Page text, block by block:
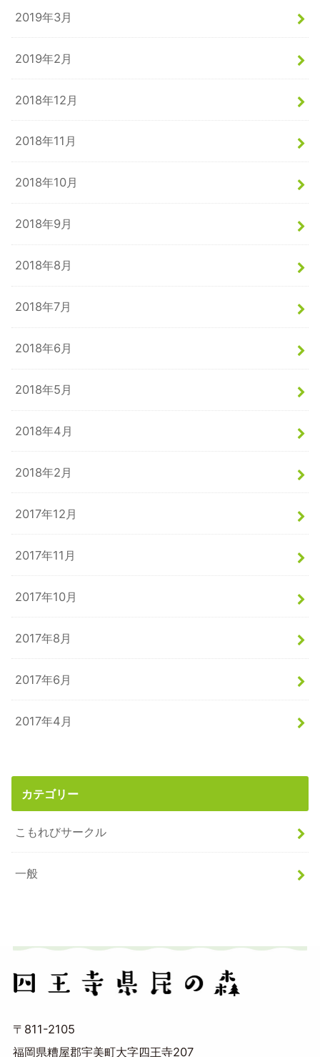
2019年3月
2019年2月
2018年12月
2018年11月
2018年10月
2018年9月
2018年8月
2018年7月
2018年6月
2018年5月
2018年4月
2018年2月
2017年12月
2017年11月
2017年10月
2017年8月
2017年6月
2017年4月
カテゴリー
こもれびサークル
一般
〒811-2105
福岡県糟屋郡宇美町大字四王寺207